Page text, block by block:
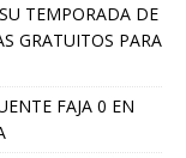
TEMPORADA DE
GRATUITOS PARA
FAJA 0 EN